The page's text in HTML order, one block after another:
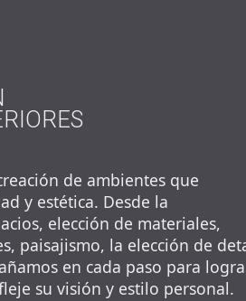
de ambientes que
y estética. Desde la
elección de materiales,
paisajismo, la elección de
en cada paso para
su visión y estilo personal.